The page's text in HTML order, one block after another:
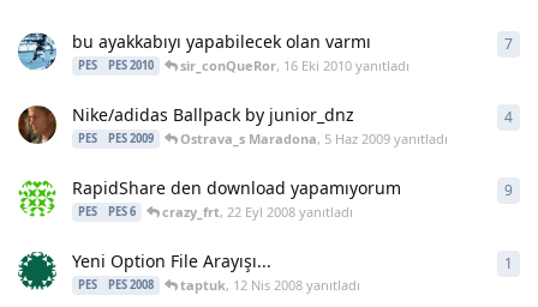
bu ayakkabıyı yapabilecek olan varmı
PES PES 2010 sir_conQueRor, 16 Eki 2010yanıtladı
7
Nike/adidas Ballpack by junior_dnz
PES PES 2009 Ostrava_s Maradona, 5 Haz 2009yanıtladı
4
RapidShare den download yapamıyorum
PES PES 6 crazy_frt, 22 Eyl 2008yanıtladı
9
Yeni Option File Arayışı...
PES PES 2008 taptuk, 12 Nis 2008yanıtladı
1